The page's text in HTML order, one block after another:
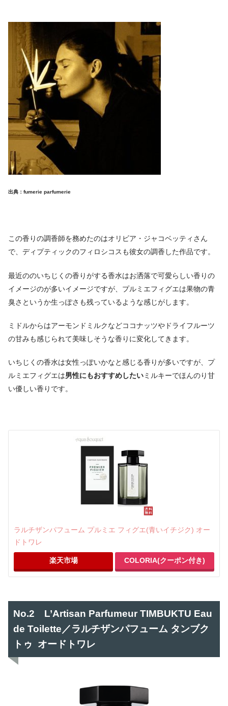
出典：fumerie parfumerie
この香りの調香師を務めたのはオリビア・ジャコベッティさん
で、ディプティックのフィロシコスも彼女の調香した作品です。
最近ののいちじくの香りがする香水はお洒落で可愛らしい香りの
イメージのが多いイメージですが、プルミエフィグエは果物の青
臭さというか生っぽさも残っているような感じがします。
ミドルからはアーモンドミルクなどココナッツやドライフルーツ
の甘みも感じられて美味しそうな香りに変化してきます。
いちじくの香水は女性っぽいかなと感じる香りが多いですが、プ
ルミエフィグエは男性にもおすすめしたい ミルキーでほんのり甘
い優しい香りです。
ラルチザンパフューム プルミエ フィグエ(青いイチジク) オー
ドトワレ
楽天市場 COLORIA(クーポン付き)
No.2 L’Artisan Parfumeur TIMBUKTU Eau
de Toilette／ラルチザンパフューム タンブク
トゥ オードトワレ